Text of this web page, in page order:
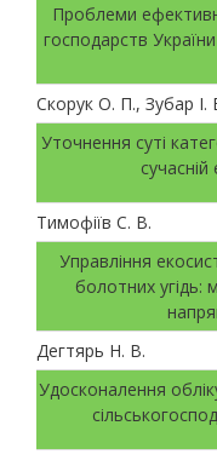
Проблеми
господарств
Скорук О. П., Зубар І.
Уточнення суті
сучасній
Тимофіїв С. В.
Управління
болотних угідь:
Дегтярь Н. В.
Удосконалення